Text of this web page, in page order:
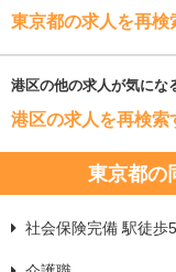
東京都の求人を再検
港区の他の求人が気にな
港区の求人を再検索
東京都の
社会保険完備 駅徒歩